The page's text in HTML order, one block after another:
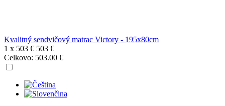
Kvalitný sendvičový matrac Victory - 195x80cm
1 x 503 € 503 €
Celkovo: 503.00 €